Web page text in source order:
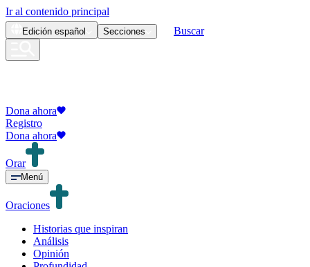
Ir al contenido principal
Edición español Secciones Buscar
Dona ahora
Registro
Dona ahora
Orar
Menú
Oraciones
Historias que inspiran
Análisis
Opinión